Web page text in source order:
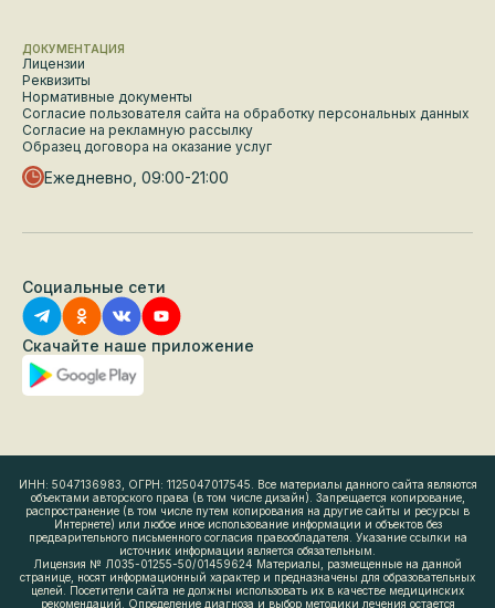
ДОКУМЕНТАЦИЯ
Лицензии
Реквизиты
Нормативные документы
Согласие пользователя сайта на обработку персональных данных
Согласие на рекламную рассылку
Образец договора на оказание услуг
Ежедневно, 09:00-21:00
Социальные сети
Скачайте наше приложение
ИНН: 5047136983, ОГРН: 1125047017545. Все материалы данного сайта являются
объектами авторского права (в том числе дизайн). Запрещается копирование,
распространение (в том числе путем копирования на другие сайты и ресурсы в
Интернете) или любое иное использование информации и объектов без
предварительного письменного согласия правообладателя. Указание ссылки на
источник информации является обязательным.
Лицензия № Л035-01255-50/01459624 Материалы, размещенные на данной
странице, носят информационный характер и предназначены для образовательных
целей. Посетители сайта не должны использовать их в качестве медицинских
рекомендаций. Определение диагноза и выбор методики лечения остается